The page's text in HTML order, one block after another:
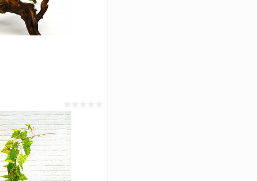
В корзину
Сравнение
В наличии